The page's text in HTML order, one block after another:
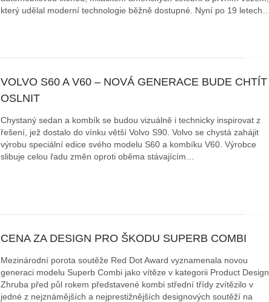
který udělal moderní technologie běžně dostupné. Nyní po 19 letech…
VOLVO S60 A V60 – NOVÁ GENERACE BUDE CHTÍT
OSLNIT
Chystaný sedan a kombík se budou vizuálně i technicky inspirovat z
řešení, jež dostalo do vínku větší Volvo S90. Volvo se chystá zahájit
výrobu speciální edice svého modelu S60 a kombíku V60. Výrobce
slibuje celou řadu změn oproti oběma stávajícím…
CENA ZA DESIGN PRO ŠKODU SUPERB COMBI
Mezinárodní porota soutěže Red Dot Award vyznamenala novou
generaci modelu Superb Combi jako vítěze v kategorii Product Design.
Zhruba před půl rokem představené kombi střední třídy zvítězilo v
jedné z nejznámějších a nejprestižnějších designových soutěží na